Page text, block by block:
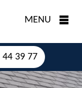
MENU
44 39 77